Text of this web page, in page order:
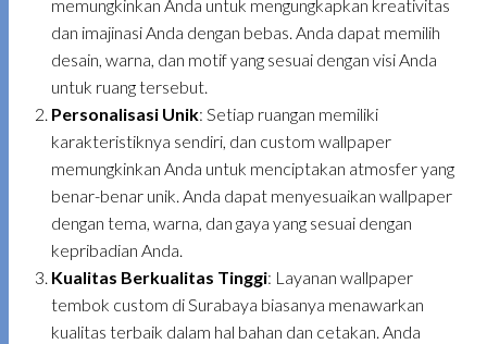
memungkinkan Anda untuk mengungkapkan kreativitas
dan imajinasi Anda dengan bebas. Anda dapat memilih
desain, warna, dan motif yang sesuai dengan visi Anda
untuk ruang tersebut.
Personalisasi Unik: Setiap ruangan memiliki
karakteristiknya sendiri, dan custom wallpaper
memungkinkan Anda untuk menciptakan atmosfer yang
benar-benar unik. Anda dapat menyesuaikan wallpaper
dengan tema, warna, dan gaya yang sesuai dengan
kepribadian Anda.
Kualitas Berkualitas Tinggi: Layanan wallpaper
tembok custom di Surabaya biasanya menawarkan
kualitas terbaik dalam hal bahan dan cetakan. Anda